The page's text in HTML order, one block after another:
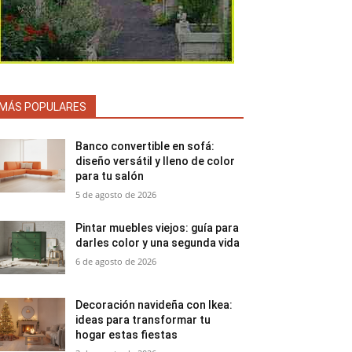
MÁS POPULARES
Banco convertible en sofá:
diseño versátil y lleno de color
para tu salón
5 de agosto de 2026
Pintar muebles viejos: guía para
darles color y una segunda vida
6 de agosto de 2026
Decoración navideña con Ikea:
ideas para transformar tu
hogar estas fiestas